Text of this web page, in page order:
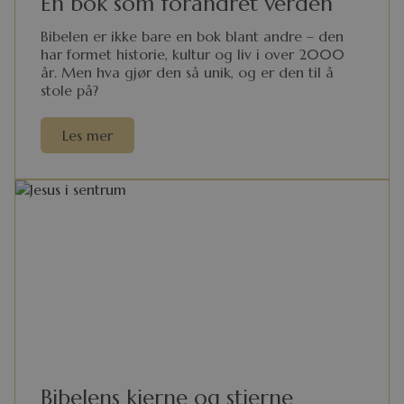
Bibelen er ikke bare en bok blant andre – den
har formet historie, kultur og liv i over 2000
år. Men hva gjør den så unik, og er den til å
stole på?
Les mer
Bibelens kjerne og stjerne